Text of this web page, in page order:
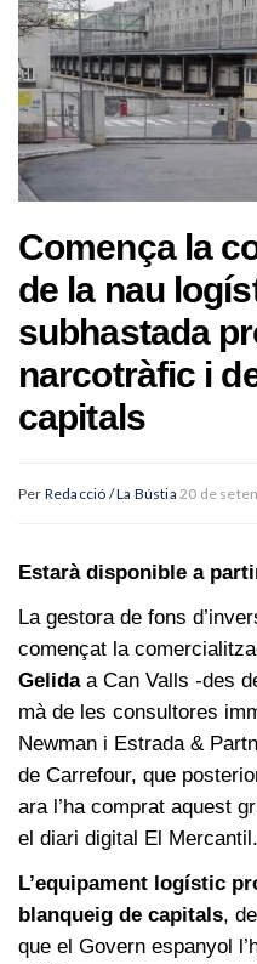
Comença la
de la nau
subhastada
narcotràfic i
capitals
Per Redacció / La Bústia 20 de
Estarà disponible a
La gestora de fons
començat la
Gelidaa Can Valls -des
mà de les consultores
Newman i Estrada &
de Carrefour, que
ara l’ha comprat aquest
el diari digital El Mercantil.
L’equipament logístic
blanqueig de capitals,
que el Govern espanyol